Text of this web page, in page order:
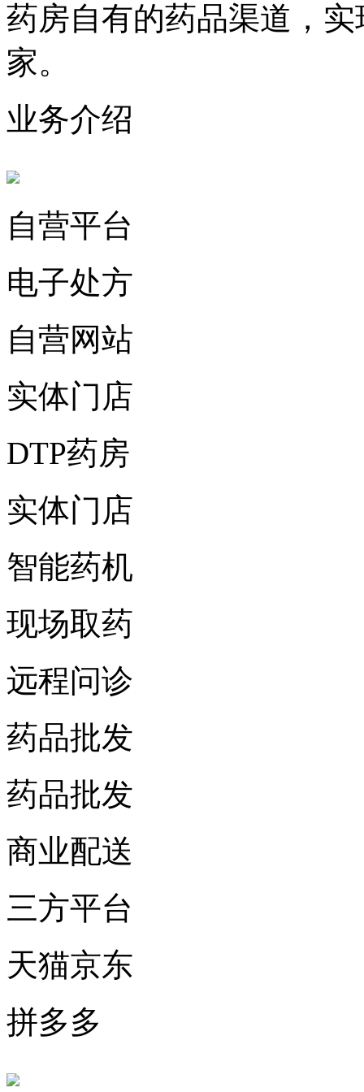
药房自有的药品渠道，
家。
业务介绍
自营平台
电子处方
自营网站
实体门店
DTP药房
实体门店
智能药机
现场取药
远程问诊
药品批发
药品批发
商业配送
三方平台
天猫京东
拼多多